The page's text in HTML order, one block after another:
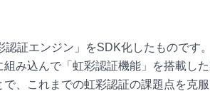
認証エンジン」をSDK化したもので
み込んで「虹彩認証機能」を搭載し
、これまでの虹彩認証の課題点を克